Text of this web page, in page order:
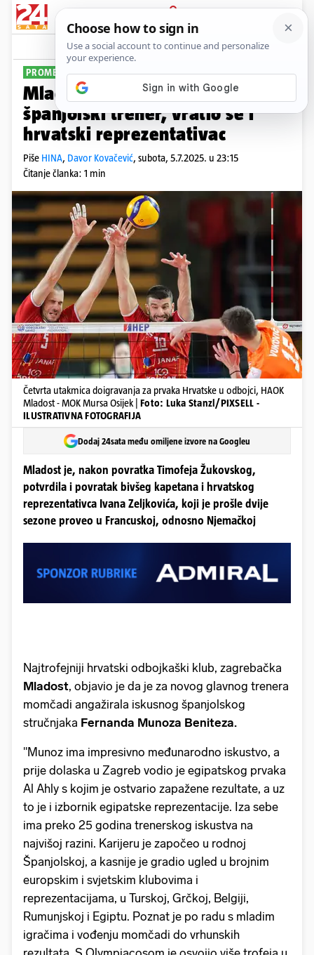
PRIJAVA
Sport Komentari
PROMETNO U DOMU ODBOJKE
Mladost misli ozbiljno: Stigao
španjolski trener, vratio se i
hrvatski reprezentativac
Piše HINA, Davor Kovačević, subota, 5.7.2025. u 23:15
Čitanje članka: 1 min
Četvrta utakmica doigravanja za prvaka Hrvatske u odbojci, HAOK
Mladost - MOK Mursa Osijek | Foto: Luka Stanzl/PIXSELL -
ILUSTRATIVNA FOTOGRAFIJA
Dodaj 24sata među omiljene izvore na Googleu
Mladost je, nakon povratka Timofeja Žukovskog,
potvrdila i povratak bivšeg kapetana i hrvatskog
reprezentativca Ivana Zeljkovića, koji je prošle dvije
sezone proveo u Francuskoj, odnosno Njemačkoj
Najtrofejniji hrvatski odbojkaški klub, zagrebačka
Mladost, objavio je da je za novog glavnog trenera
momčadi angažirala iskusnog španjolskog
stručnjaka Fernanda Munoza Beniteza.
"Munoz ima impresivno međunarodno iskustvo, a
prije dolaska u Zagreb vodio je egipatskog prvaka
Al Ahly s kojim je ostvario zapažene rezultate, a uz
to je i izbornik egipatske reprezentacije. Iza sebe
ima preko 25 godina trenerskog iskustva na
najvišoj razini. Karijeru je započeo u rodnoj
Španjolskoj, a kasnije je gradio ugled u brojnim
europskim i svjetskim klubovima i
reprezentacijama, u Turskoj, Grčkoj, Belgiji,
Rumunjskoj i Egiptu. Poznat je po radu s mladim
igračima i vođenju momčadi do vrhunskih